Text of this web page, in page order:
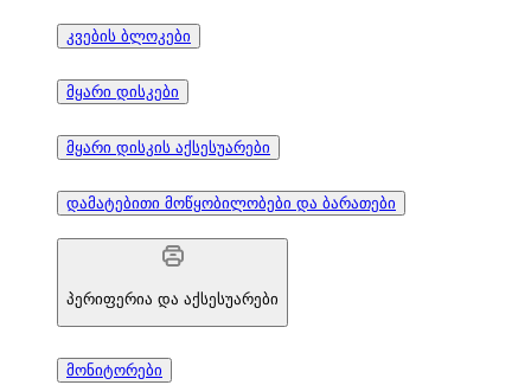
კვების ბლოკები
მყარი დისკები
მყარი დისკის აქსესუარები
დამატებითი მოწყობილობები და ბარათები
პერიფერია და აქსესუარები
მონიტორები